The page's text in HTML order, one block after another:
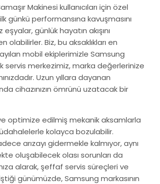
Makinesi kullanıcıları için özel
ilk günkü performansına kavuşmasını
günlük hayatın akışını
olabilirler. Biz, bu aksaklıkları en
mobil ekiplerimizle Samsung
servis merkezimiz, marka değerlerinize
Uzun yıllara dayanan
cihazınızın ömrünü uzatacak bir
optimize edilmiş mekanik aksamlarla
kolayca bozulabilir.
arızayı gidermekle kalmıyor, aynı
oluşabilecek olası sorunları da
alarak, şeffaf servis süreçleri ve
günümüzde, Samsung markasının